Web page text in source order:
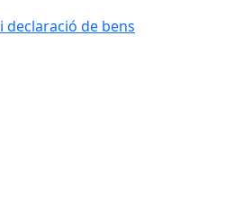
declaració de bens